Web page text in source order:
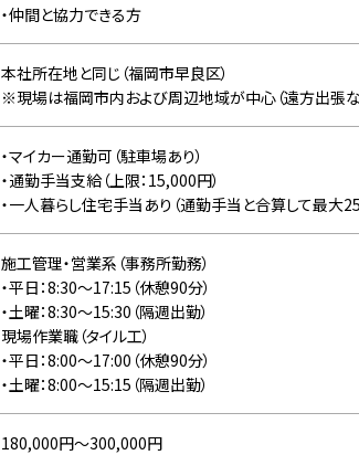
・仲間と協力できる方
本社所在地と同じ（福岡市早良区）
※現場は福岡市内および周辺地域が中心（遠方出張な
・マイカー通勤可（駐車場あり）
・通勤手当支給（上限：15,000円）
・一人暮らし住宅手当あり（通勤手当と合算して最大
施工管理・営業系（事務所勤務）
・平日：8:30〜17:15（休憩90分）
・土曜：8:30〜15:30（隔週出勤）
現場作業職（タイル工）
・平日：8:00〜17:00（休憩90分）
・土曜：8:00〜15:15（隔週出勤）
180,000円〜300,000円